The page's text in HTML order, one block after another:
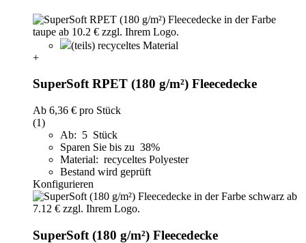
(teils) recyceltes Material
+
SuperSoft RPET (180 g/m²) Fleecedecke
Ab 6,36 € pro Stück
(1)
Ab: 5 Stück
Sparen Sie bis zu 38%
Material: recyceltes Polyester
Bestand wird geprüft
Konfigurieren
SuperSoft (180 g/m²) Fleecedecke